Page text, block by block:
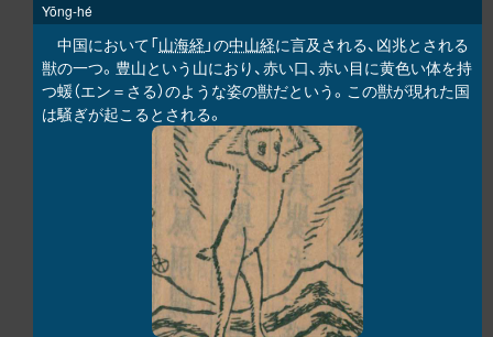
Yōng-hé
中国において「山海経 」の中山経に言及される、凶兆とされる
獣の一つ。豊山という山におり、赤い口、赤い目に黄色い体を持
つ蝯（エン＝さる）のような姿の獣だという。この獣が現れた国
は騒ぎが起こるとされる。